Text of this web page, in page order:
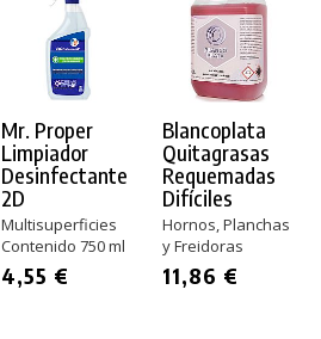
Mr. Proper
Limpiador
Desinfectante
2D
Multisuperficies
Contenido 750 ml
4,55 €
Blancoplata
Quitagrasas
Requemadas
Difíciles
Hornos, Planchas
y Freidoras
11,86 €